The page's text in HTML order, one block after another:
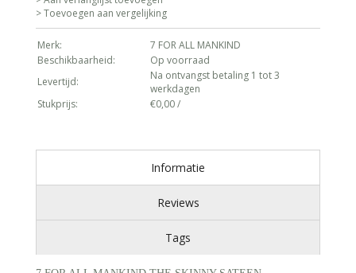
> Toevoegen aan vergelijking
Merk:
7 FOR ALL MANKIND
Beschikbaarheid:
Op voorraad
Levertijd:
Na ontvangst betaling 1 tot 3
werkdagen
Stukprijs:
€0,00 /
Informatie
Reviews
Tags